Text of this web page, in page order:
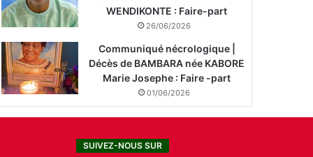
WENDIKONTE : Faire-part
26/06/2026
Communiqué nécrologique |
Décès de BAMBARA née KABORE
Marie Josephe : Faire -part
01/06/2026
SUIVEZ-NOUS SUR